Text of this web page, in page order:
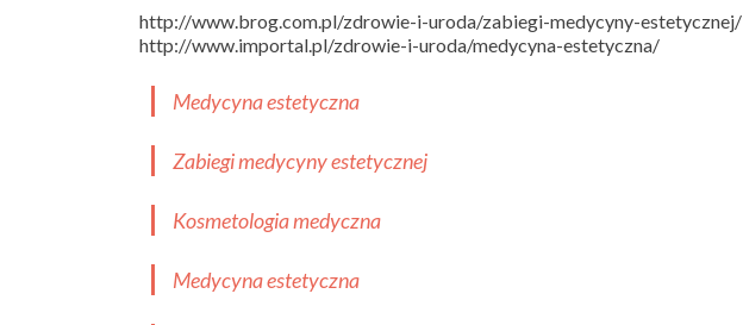
http://www.brog.com.pl/zdrowie-i-uroda/zabiegi-medycyny-estetycznej/
http://www.importal.pl/zdrowie-i-uroda/medycyna-estetyczna/
Medycyna estetyczna
Zabiegi medycyny estetycznej
Kosmetologia medyczna
Medycyna estetyczna